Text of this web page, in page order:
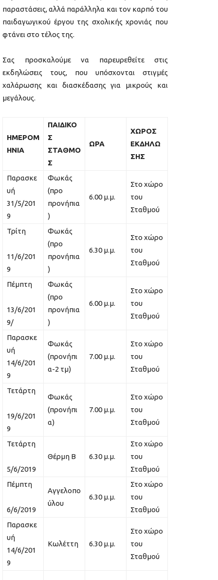
παραστάσεις, αλλά παράλληλα και τον καρπό του
παιδαγωγικού έργου της σχολικής χρονιάς που
φτάνει στο τέλος της.
Σας προσκαλούμε να παρευρεθείτε στις
εκδηλώσεις τους, που υπόσχονται στιγμές
χαλάρωσης και διασκέδασης για μικρούς και
μεγάλους.
ΗΜΕΡΟΜ
ΗΝΙΑ
ΠΑΙΔΙΚΟ
Σ
ΣΤΑΘΜΟ
Σ
ΩΡΑ
ΧΩΡΟΣ
ΕΚΔΗΛΩ
ΣΗΣ
Παρασκε
υή
31/5/201
9
Φωκάς
(προ
προνήπια
)
6.00 μ.μ.
Στο χώρο
του
Σταθμού
Τρίτη
11/6/201
9
Φωκάς
(προ
προνήπια
)
6.30 μ.μ.
Στο χώρο
του
Σταθμού
Πέμπτη
13/6/201
9/
Φωκάς
(προ
προνήπια
)
6.00 μ.μ.
Στο χώρο
του
Σταθμού
Παρασκε
υή
14/6/201
9
Φωκάς
(προνήπι
α-2 τμ)
7.00 μ.μ.
Στο χώρο
του
Σταθμού
Τετάρτη
19/6/201
9
Φωκάς
(προνήπι
α)
7.00 μ.μ.
Στο χώρο
του
Σταθμού
Τετάρτη
5/6/2019
Θέρμη Β 6.30 μ.μ.
Στο χώρο
του
Σταθμού
Πέμπτη
6/6/2019
Αγγελοπο
ύλου
6.30 μ.μ.
Στο χώρο
του
Σταθμού
Παρασκε
υή
14/6/201
9
Κωλέττη 6.30 μ.μ.
Στο χώρο
του
Σταθμού